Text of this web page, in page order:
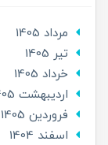
مرداد 1405
تير 1405
خرداد 1405
ارديبهشت 1405
فروردین 1405
اسفند 1404